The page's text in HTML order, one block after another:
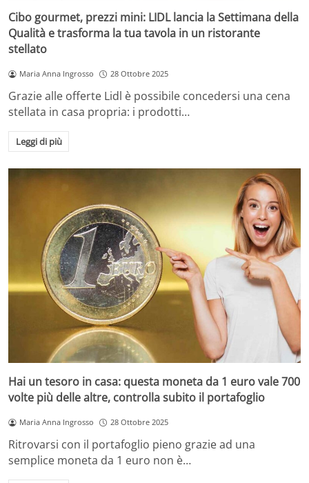
Cibo gourmet, prezzi mini: LIDL lancia la Settimana della
Qualità e trasforma la tua tavola in un ristorante
stellato
Maria Anna Ingrosso 28 Ottobre 2025
Grazie alle offerte Lidl è possibile concedersi una cena
stellata in casa propria: i prodotti…
Leggi di più
Hai un tesoro in casa: questa moneta da 1 euro vale 700
volte più delle altre, controlla subito il portafoglio
Maria Anna Ingrosso 28 Ottobre 2025
Ritrovarsi con il portafoglio pieno grazie ad una
semplice moneta da 1 euro non è…